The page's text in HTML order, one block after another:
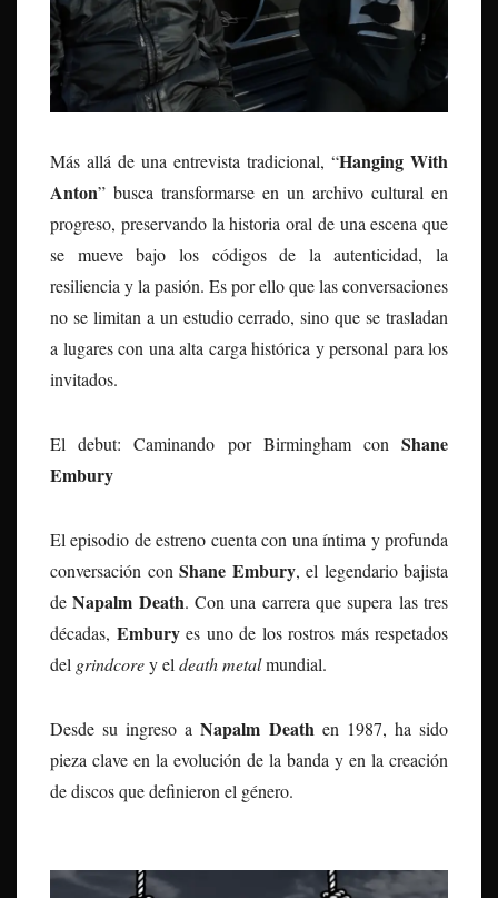
Más allá de una entrevista tradicional, “Hanging With
Anton” busca transformarse en un archivo cultural en
progreso, preservando la historia oral de una escena que
se mueve bajo los códigos de la autenticidad, la
resiliencia y la pasión. Es por ello que las conversaciones
no se limitan a un estudio cerrado, sino que se trasladan
a lugares con una alta carga histórica y personal para los
invitados.
El debut: Caminando por Birmingham con Shane
Embury
El episodio de estreno cuenta con una íntima y profunda
conversación con Shane Embury, el legendario bajista
deNapalm Death. Con una carrera que supera las tres
décadas, Emburyes uno de los rostros más respetados
del grindcorey el death metalmundial.
Desde su ingreso aNapalm Death en 1987, ha sido
pieza clave en la evolución de la banda y en la creación
de discos que definieron el género.